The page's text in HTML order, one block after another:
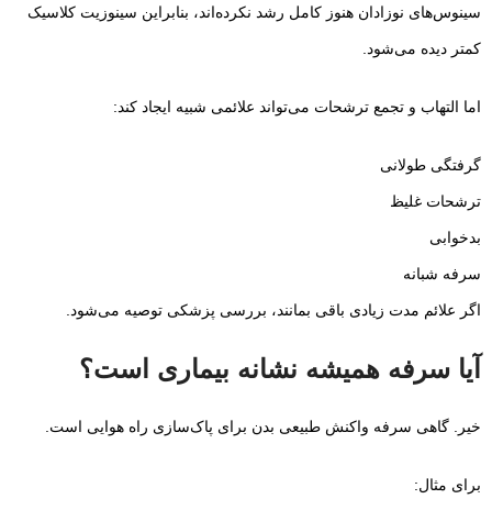
سینوس‌های نوزادان هنوز کامل رشد نکرده‌اند، بنابراین سینوزیت کلاسیک
کمتر دیده می‌شود.
اما التهاب و تجمع ترشحات می‌تواند علائمی شبیه ایجاد کند:
گرفتگی طولانی
ترشحات غلیظ
بدخوابی
سرفه شبانه
اگر علائم مدت زیادی باقی بمانند، بررسی پزشکی توصیه می‌شود.
آیا سرفه همیشه نشانه بیماری است؟
خیر. گاهی سرفه واکنش طبیعی بدن برای پاک‌سازی راه هوایی است.
برای مثال: